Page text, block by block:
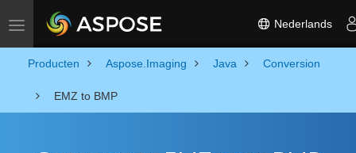
Toggle navigation Nederlands
Producten Aspose.Imaging Java Conversion
EMZ to BMP